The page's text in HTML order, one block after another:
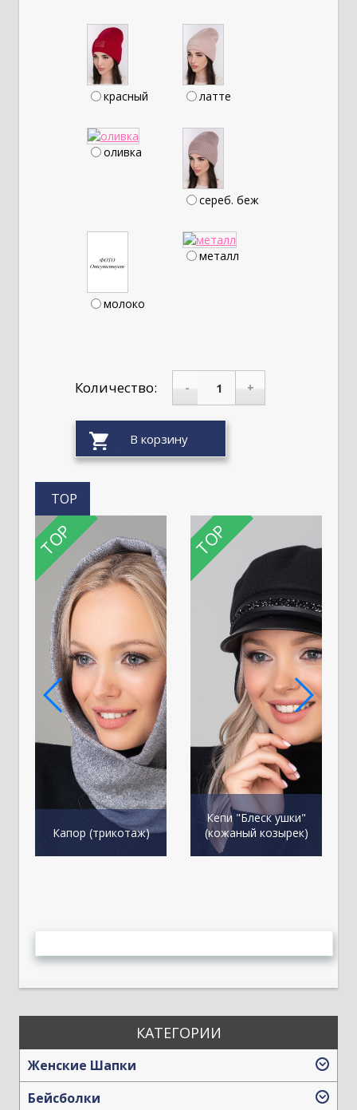
красный латте
оливка
сереб. беж
молоко
металл
Количество: - +
TOP
TOP
Капор (трикотаж)
TOP
Кепи "Блеск ушки"
(кожаный козырек)
КАТЕГОРИИ
Женские Шапки
Бейсболки